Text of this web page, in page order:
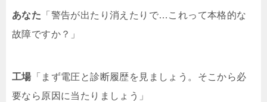
あなた 「警告が出たり消えたりで…これって本格的な
故障ですか？」
工場「まず電圧と診断履歴を見ましょう。そこから必
要なら原因に当たりましょう」